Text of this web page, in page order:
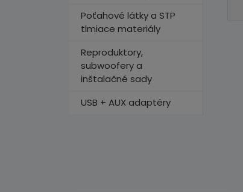
Poťahové látky a STP
tlmiace materiály
Reproduktory,
subwoofery a
inštalačné sady
USB + AUX adaptéry